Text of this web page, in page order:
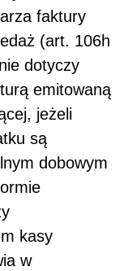
faktury
(art. 106h
nie dotyczy
emitowaną
jeżeli
są
dobowym
kasy
w